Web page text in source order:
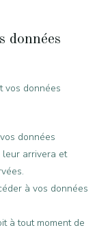
données
vos données
données
leur arrivera et
à vos données
à tout moment de